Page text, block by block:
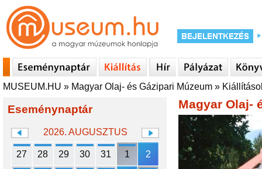
MUSEUM.HU » Magyar Olaj- és Gázipari Múzeum »
Eseménynaptár
2026. AUGUSZTUS
27 28 29 30 31 1 2
Magyar Olaj-